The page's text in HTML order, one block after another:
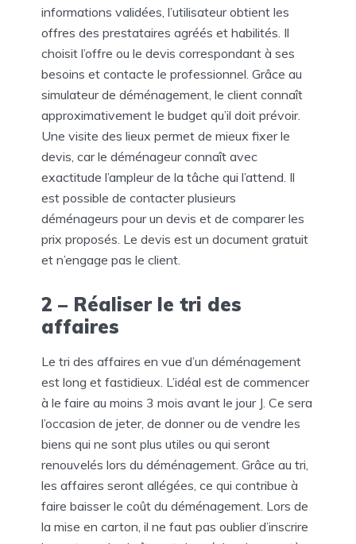
informations validées, l’utilisateur obtient les
offres des prestataires agréés et habilités. Il
choisit l’offre ou le devis correspondant à ses
besoins et contacte le professionnel. Grâce au
simulateur de déménagement, le client connaît
approximativement le budget qu’il doit prévoir.
Une visite des lieux permet de mieux fixer le
devis, car le déménageur connaît avec
exactitude l’ampleur de la tâche qui l’attend. Il
est possible de contacter plusieurs
déménageurs pour un devis et de comparer les
prix proposés. Le devis est un document gratuit
et n’engage pas le client.
2 – Réaliser le tri des
affaires
Le tri des affaires en vue d’un déménagement
est long et fastidieux. L’idéal est de commencer
à le faire au moins 3 mois avant le jour J. Ce sera
l’occasion de jeter, de donner ou de vendre les
biens qui ne sont plus utiles ou qui seront
renouvelés lors du déménagement. Grâce au tri,
les affaires seront allégées, ce qui contribue à
faire baisser le coût du déménagement. Lors de
la mise en carton, il ne faut pas oublier d’inscrire